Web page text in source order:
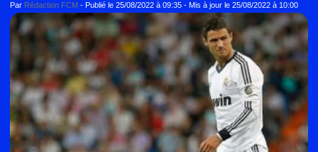
Par Rédaction FCM - Publié le 25/08/2022 à 09:35 - Mis à jour le 25/08/2022 à 10:00